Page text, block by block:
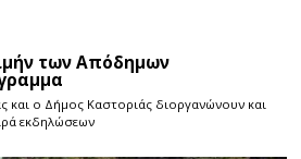
των Απόδημων
και ο Δήμος Καστοριάς διοργανώνουν και
εκδηλώσεων